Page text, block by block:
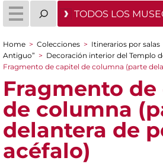
TODOS LOS
You are here
Home > Colecciones > Itinerarios por salas
Antiguo” > Decoración interior del Templo
Fragmento de capitel de columna (parte
Fragmento
de columna
delantera de
acéfalo)